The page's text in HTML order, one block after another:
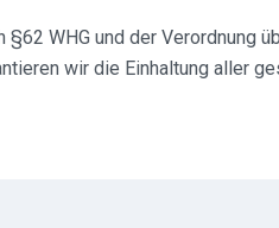
§62 WHG und der Verordnung
wir die Einhaltung aller